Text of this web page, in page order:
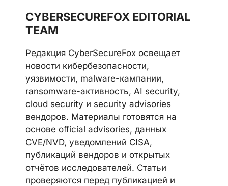
CYBERSECUREFOX EDITORIAL
TEAM
Редакция CyberSecureFox освещает
новости кибербезопасности,
уязвимости, malware-кампании,
ransomware-активность, AI security,
cloud security и security advisories
вендоров. Материалы готовятся на
основе official advisories, данных
CVE/NVD, уведомлений CISA,
публикаций вендоров и открытых
отчётов исследователей. Статьи
проверяются перед публикацией и